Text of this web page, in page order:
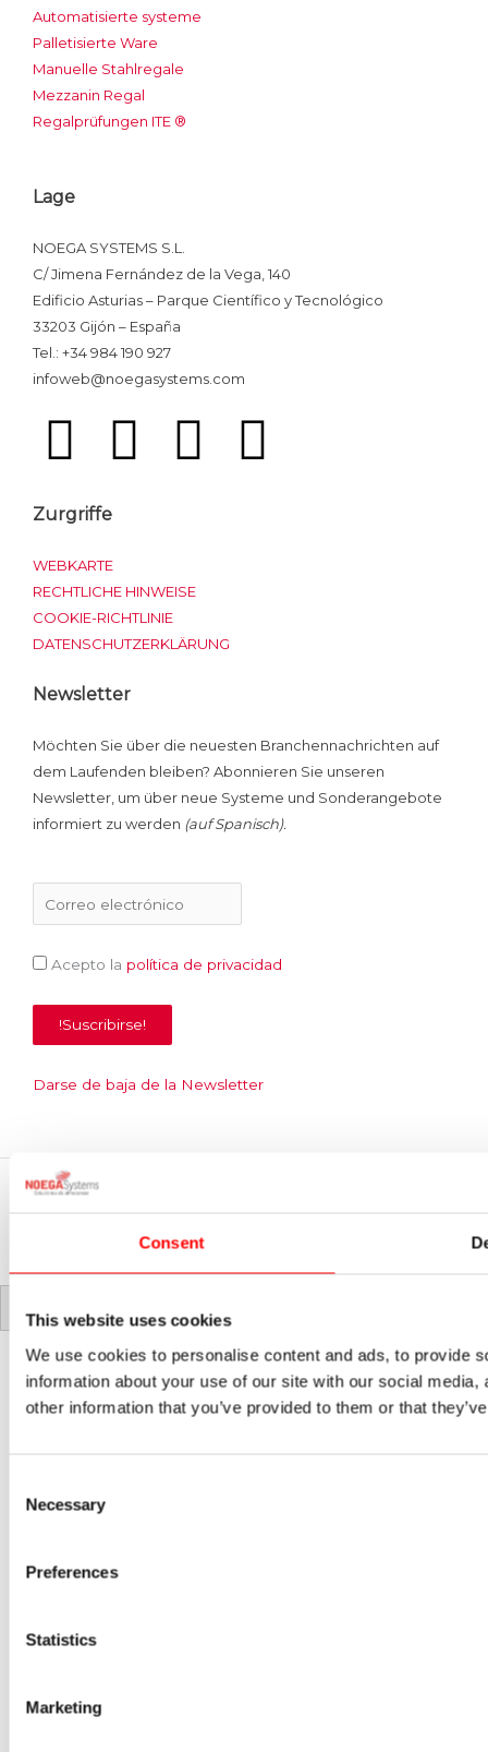
Consent
This website uses cookies
We use cookies to personalise content and ads, to provide
information about your use of our site with our social
other information that you’ve provided to them or that
Selection
Necessary
Preferences
Statistics
Marketing
Automatisierte systeme
Palletisierte Ware
Manuelle Stahlregale
Mezzanin Regal
Regalprüfungen ITE ®
Lage
NOEGA SYSTEMS S.L.
C/ Jimena Fernández de la Vega, 140
Edificio Asturias – Parque Científico y Tecnológico
33203 Gijón – España
Tel.: +34 984 190 927
infoweb@noegasystems.com
T
w
i
t
t
e
r
F
e
b
o
o
k
L
k
e
i
n
Y
e
Zurgriffe
WEBKARTE
RECHTLICHE HINWEISE
COOKIE-RICHTLINIE
DATENSCHUTZERKLÄRUNG
Newsletter
Möchten Sie über die neuesten Branchennachrichten auf
dem Laufenden bleiben? Abonnieren Sie unseren
Newsletter, um über neue Systeme und Sonderangebote
informiert zu werden (auf Spanisch).
Acepto la política de privacidad
Darse de baja de la Newsletter